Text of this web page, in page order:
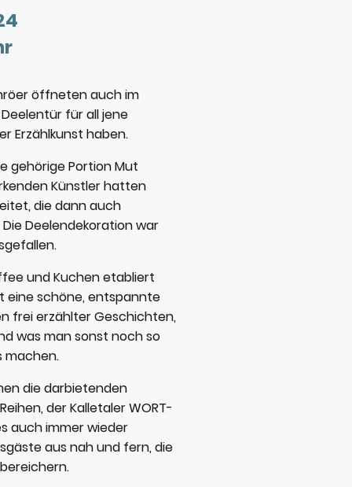
öffneten auch im
für all jene
Erzählkunst haben.
gehörige Portion Mut
Künstler hatten
die dann auch
Deelendekoration war
und Kuchen etabliert
eine schöne, entspannte
frei erzählter Geschichten,
was man sonst noch so
machen.
die darbietenden
der Kalletaler WORT-
auch immer wieder
aus nah und fern, die